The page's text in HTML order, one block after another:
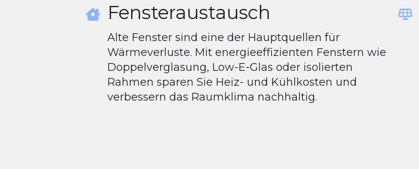
Fensteraustausch
Alte Fenster sind eine der Hauptquellen für
Wärmeverluste. Mit energieeffizienten Fenstern wie
Doppelverglasung, Low-E-Glas oder isolierten
Rahmen sparen Sie Heiz- und Kühlkosten und
verbessern das Raumklima nachhaltig.